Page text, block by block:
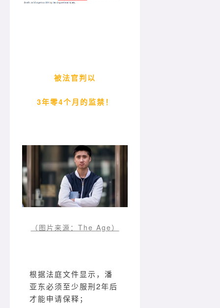
被法官判以
3年零4个月的监禁！
（图片来源：The Age）
根据法庭文件显示，潘
亚东必须至少服刑2年后
才能申请保释；